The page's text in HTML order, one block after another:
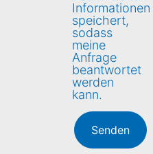
Informationen
speichert,
sodass
meine
Anfrage
beantwortet
werden
kann.